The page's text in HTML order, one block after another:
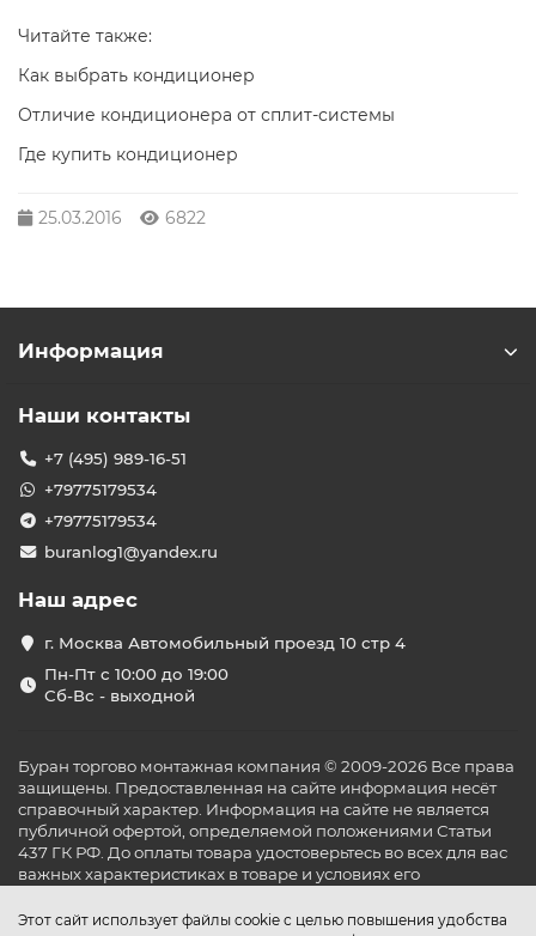
Читайте также:
Как выбрать кондиционер
Отличие кондиционера от сплит-системы
Где купить кондиционер
25.03.2016 6822
Этот сайт использует файлы cookie с целью повышения удобства
Информация
Наши контакты
+7 (495) 989-16-51
+79775179534
+79775179534
buranlog1@yandex.ru
Наш адрес
г. Москва Автомобильный проезд 10 стр 4
Пн-Пт с 10:00 до 19:00
Сб-Вс - выходной
Буран торгово монтажная компания © 2009-2026 Все права
защищены. Предоставленная на сайте информация несёт
справочный характер. Информация на сайте не является
публичной офертой, определяемой положениями Статьи
437 ГК РФ. До оплаты товара удостоверьтесь во всех для вас
важных характеристиках в товаре и условиях его